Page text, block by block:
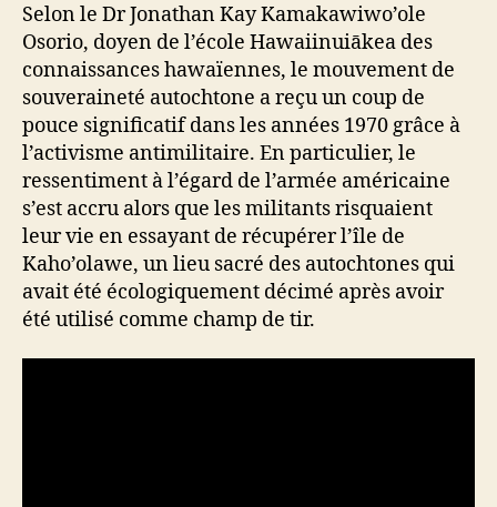
Selon le Dr Jonathan Kay Kamakawiwo’ole
Osorio, doyen de l’école Hawaiinuiākea des
connaissances hawaïennes, le mouvement de
souveraineté autochtone a reçu un coup de
pouce significatif dans les années 1970 grâce à
l’activisme antimilitaire. En particulier, le
ressentiment à l’égard de l’armée américaine
s’est accru alors que les militants risquaient
leur vie en essayant de récupérer l’île de
Kaho’olawe, un lieu sacré des autochtones qui
avait été écologiquement décimé après avoir
été utilisé comme champ de tir.